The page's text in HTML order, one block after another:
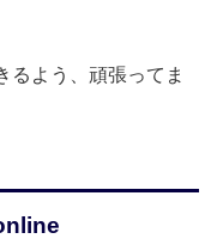
るよう、頑張ってま